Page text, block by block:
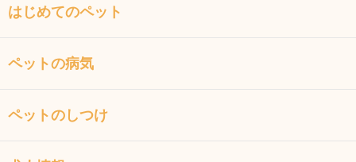
はじめてのペット
ペットの病気
ペットのしつけ